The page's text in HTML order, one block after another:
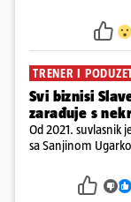
ispitali i poslali u
TRENER I
Svi biznisi
zarađuje s
Od 2021. suvlasnik
sa Sanjinom
poslovanje
zaposlenih